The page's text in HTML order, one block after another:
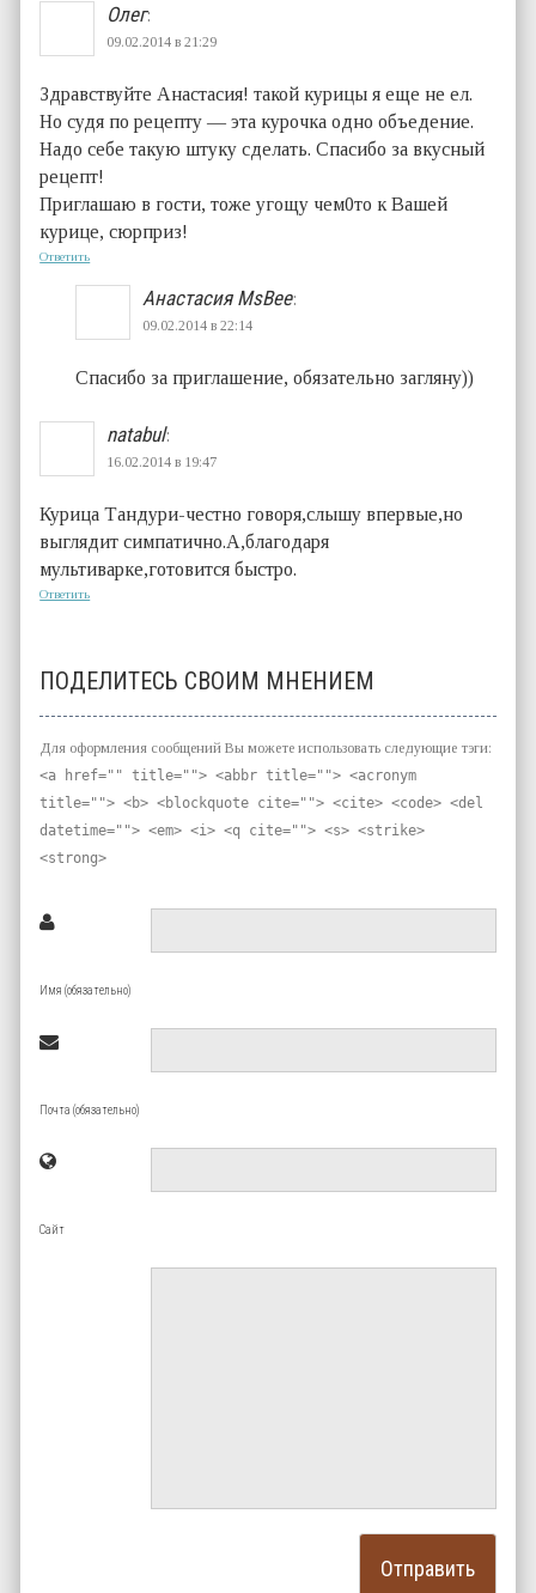
Олег:
09.02.2014 в 21:29
Здравствуйте Анастасия! такой курицы я еще не ел.
Но судя по рецепту — эта курочка одно объедение.
Надо себе такую штуку сделать. Спасибо за вкусный
рецепт!
Приглашаю в гости, тоже угощу чем0то к Вашей
курице, сюрприз!
Ответить
Анастасия MsBee:
09.02.2014 в 22:14
Спасибо за приглашение, обязательно загляну))
natabul:
16.02.2014 в 19:47
Курица Тандури-честно говоря,слышу впервые,но
выглядит симпатично.А,благодаря
мультиварке,готовится быстро.
Ответить
ПОДЕЛИТЕСЬ СВОИМ МНЕНИЕМ
Для оформления сообщений Вы можете использовать следующие тэги:
<a href="" title=""> <abbr title=""> <acronym
title=""> <b> <blockquote cite=""> <cite> <code> <del
datetime=""> <em> <i> <q cite=""> <s> <strike>
<strong>
Имя (обязательно)
Почта (обязательно)
Сайт